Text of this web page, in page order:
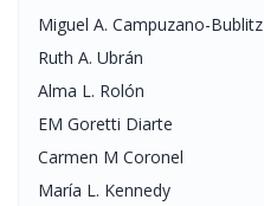
Miguel A. Campuzano-Bublitz
Ruth A. Ubrán
Alma L. Rolón
EM Goretti Diarte
Carmen M Coronel
María L. Kennedy